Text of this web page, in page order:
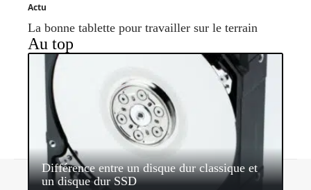
Actu
La bonne tablette pour travailler sur le terrain
Au top
Différence entre un disque dur classique et
un disque dur SSD
Contact Mentions légales Sitemap